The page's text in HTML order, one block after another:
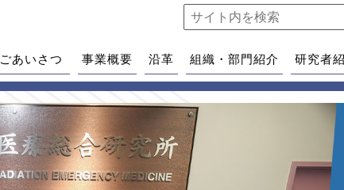
ごあいさつ 事業概要 沿革 組織・部門紹介 研究者